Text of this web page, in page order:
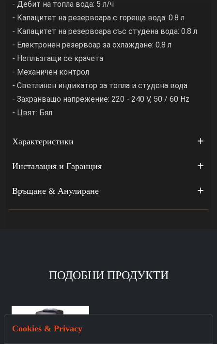
- Дебит на топла вода: 5 л/ч
- Капацитет на резервоара с гореща вода: 0.8 л
- Капацитет на резервоара със студена вода: 0.8 л
- Електронен резервоар за охлаждане: 0.8 л
- Неплъзгащи се крачета
- Механичен контрол
- Светлинен индикатор за топла и студена вода
- Захранващо напрежение: 220 - 240 V, 50 / 60 Hz
- Цвят: Бял
Характеристики
Инсталация и Гаранция
Връщане & Анулиране
ПОДОБНИ ПРОДУКТИ
Cookies & Privacy